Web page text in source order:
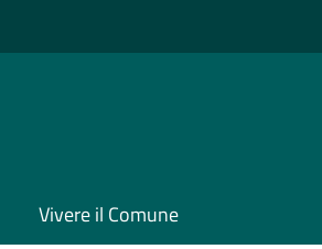
Vivere il Comune